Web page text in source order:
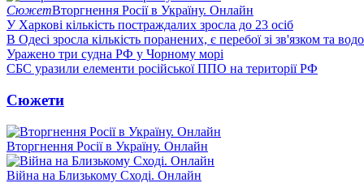
СюжетВторгнення Росії в Україну. Онлайн
У Харкові кількість постраждалих зросла до 23 осіб
В Одесі зросла кількість поранених, є перебої зі зв'язком та
Уражено три судна РФ у Чорному морі
СБС уразили елементи російської ППО на території РФ
Сюжети
Вторгнення Росії в Україну. Онлайн
Війна на Близькому Сході. Онлайн